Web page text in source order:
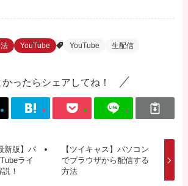
YouTube YouTube 生配信
かったらシェアしてね！
新版】パ
ライ
！
【ツイキャス】パソコン
でブラウザから配信する
方法